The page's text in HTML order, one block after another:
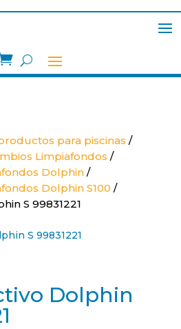
para piscinas /
Limpiafondos /
Dolphin/
Dolphin S100 /
S 99831221
Dolphin